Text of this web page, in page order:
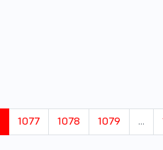
1077 1078 1079 ...